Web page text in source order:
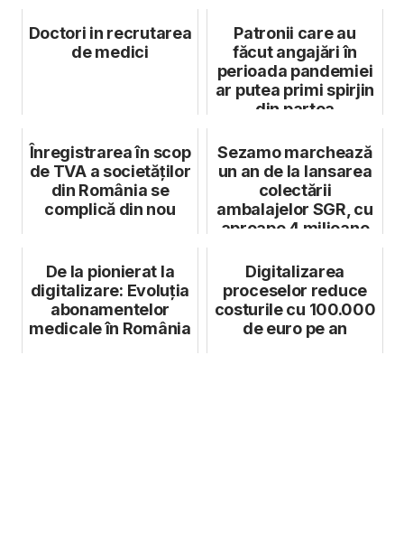
Doctori in recrutarea
de medici
Patronii care au
făcut angajări în
perioada pandemiei
ar putea primi spirjin
din partea
Înregistrarea în scop
de TVA a societăților
din România se
complică din nou
Sezamo marchează
un an de la lansarea
colectării
ambalajelor SGR, cu
aproape 4 milioane
De la pionierat la
digitalizare: Evoluția
abonamentelor
medicale în România
Digitalizarea
proceselor reduce
costurile cu 100.000
de euro pe an